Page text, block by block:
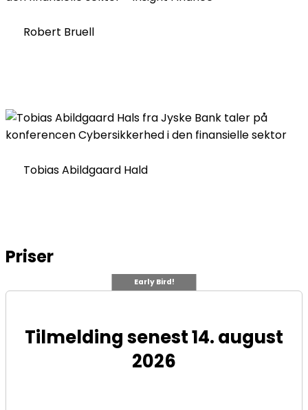
Robert Bruell
Tobias Abildgaard Hald
Priser
Early Bird!
Tilmelding senest 14. august
2026